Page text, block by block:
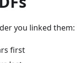
you linked them:
first